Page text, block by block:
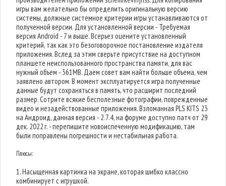
игры вам желательно бы определить оригинальную версию
системы, должные системное критерии игры устанавливаются от
полученной версии. Для установленной версии - Требуемая
версия Android - 7 и выше. Всерьез оцените установленный
критерий, так как это безоговорочное постановление издателя
приложения. Вслед за этим сверьте присутствие на доступном
планшете неиспользованного пространства памяти, для вас
нужный объем - 361MB. Даем совет вам найти больше объема, чем
заявлено автором. В момент эксплуатируется игра полученные
данные будут сохраняться в память, что расширит последний
размер. Сотрите всякие бесполезные фотографии, поврежденные
видео и незадействованные приложения. Взломанная PLS KITS 23
на Андроид, данная версия - 2.7.4, на форуме доступно патч от 29
дек. 2022 г. - перепишите новоиспеченную модификацию, там
были поправлены погрешности и нестабильная работа.
Плюсы:
1. Насыщенная картинка на экране, которая шибко классно
комбинирует с игрушкой.